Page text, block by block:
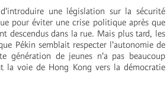
une législation sur la sécurité
pour éviter une crise politique après que
descendus dans la rue. Mais plus tard, les
Pékin semblait respecter l'autonomie de
génération de jeunes n'a pas beaucoup
la voie de Hong Kong vers la démocratie